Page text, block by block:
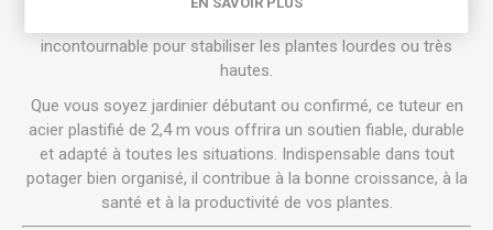
incontournable pour stabiliser les plantes lourdes ou très
hautes.
Que vous soyez jardinier débutant ou confirmé, ce tuteur en
acier plastifié de 2,4 m vous offrira un soutien fiable, durable
et adapté à toutes les situations. Indispensable dans tout
potager bien organisé, il contribue à la bonne croissance, à la
santé et à la productivité de vos plantes.